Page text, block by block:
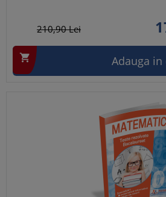
210,90Lei
 Adauga in